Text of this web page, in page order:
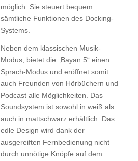
möglich. Sie steuert bequem
sämtliche Funktionen des Docking-
Systems.
Neben dem klassischen Musik-
Modus, bietet die „Bayan 5“ einen
Sprach-Modus und eröffnet somit
auch Freunden von Hörbüchern und
Podcast alle Möglichkeiten. Das
Soundsystem ist sowohl in weiß als
auch in mattschwarz erhältlich. Das
edle Design wird dank der
ausgereiften Fernbedienung nicht
durch unnötige Knöpfe auf dem